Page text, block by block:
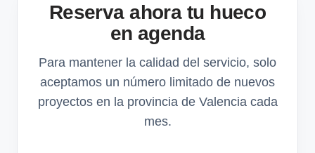
Reserva ahora tu hueco
en agenda
Para mantener la calidad del servicio, solo
aceptamos un número limitado de nuevos
proyectos en la provincia de Valencia cada
mes.